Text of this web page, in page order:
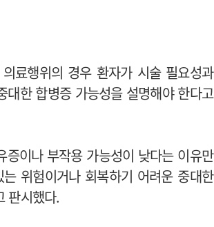
료행위의 경우 환자가 시술 필요성과
한 합병증 가능성을 설명해야 한다고
이나 부작용 가능성이 낮다는 이유만
위험이거나 회복하기 어려운 중대한
판시했다.